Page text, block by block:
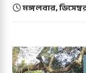
মঙ্গলবার,